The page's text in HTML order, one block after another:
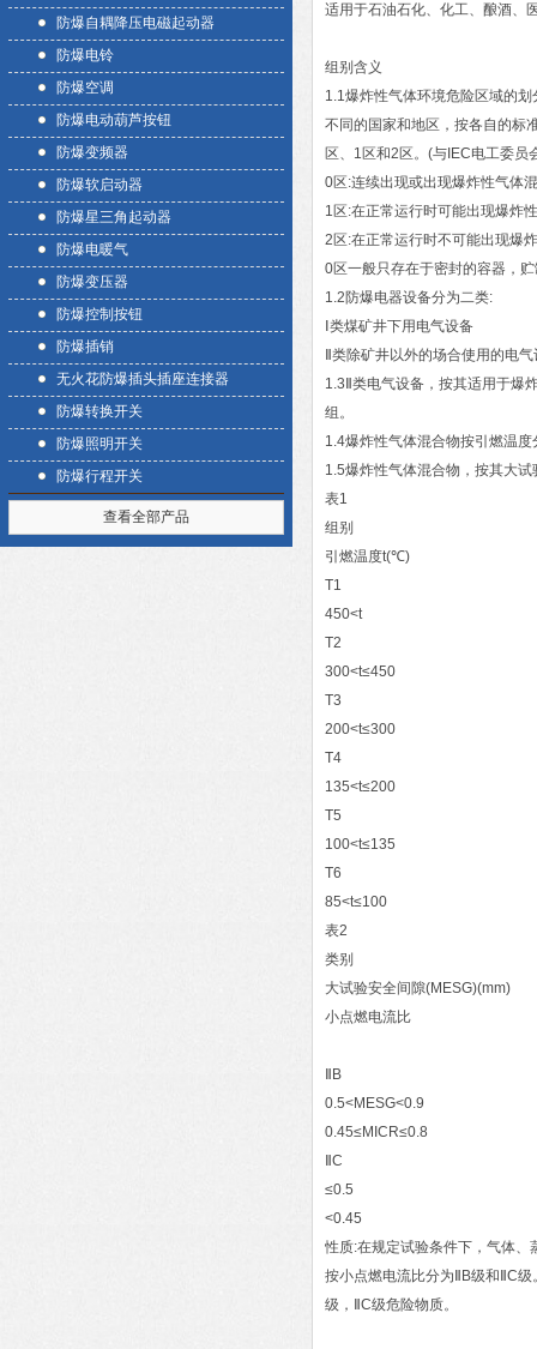
防爆自耦降压电磁起动器
防爆电铃
防爆空调
防爆电动葫芦按钮
防爆变频器
防爆软启动器
防爆星三角起动器
防爆电暖气
防爆变压器
防爆控制按钮
防爆插销
无火花防爆插头插座连接器
防爆转换开关
防爆照明开关
防爆行程开关
查看全部产品
适用于石油石化、化工、酿酒、
组别含义
1.1爆炸性气体环境危险区域的划
不同的国家和地区，按各自的标
区、1区和2区。(与IEC电工委员
0区:连续出现或出现爆炸性气体
1区:在正常运行时可能出现爆炸
2区:在正常运行时不可能出现爆
0区一般只存在于密封的容器，
1.2防爆电器设备分为二类:
Ⅰ类煤矿井下用电气设备
Ⅱ类除矿井以外的场合使用的电
1.3Ⅱ类电气设备，按其适用于爆
组。
1.4爆炸性气体混合物按引燃温
1.5爆炸性气体混合物，按其大
表1
组别
引燃温度t(℃)
T1
450<t
T2
300<t≤450
T3
200<t≤300
T4
135<t≤200
T5
100<t≤135
T6
85<t≤100
表2
类别
大试验安全间隙(MESG)(mm)
小点燃电流比
ⅡB
0.5<MESG<0.9
0.45≤MICR≤0.8
ⅡC
≤0.5
<0.45
性质:在规定试验条件下，气体
按小点燃电流比分为ⅡB级和ⅡC
级，ⅡC级危险物质。